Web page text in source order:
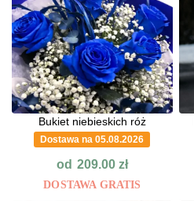
Bukiet niebieskich róż
Dostawa na 05.08.2026
od 209.00 zł
DOSTAWA GRATIS